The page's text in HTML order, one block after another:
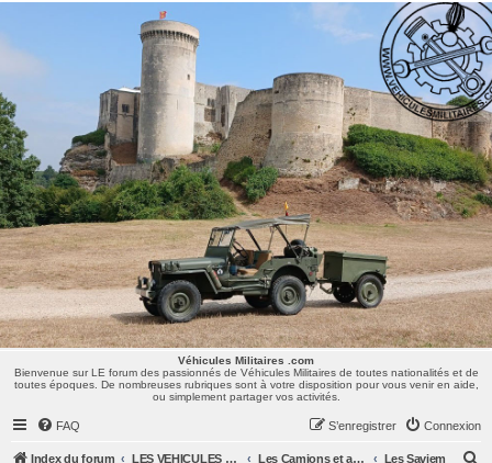
Véhicules Militaires .com
Bienvenue sur LE forum des passionnés de Véhicules Militaires de toutes nationalités et de
toutes époques. De nombreuses rubriques sont à votre disposition pour vous venir en aide,
ou simplement partager vos activités.
Véhicules Militaires .com
Bienvenue sur LE forum des passionnés de Véhicules Militaires de toutes nationalités et de
toutes époques. De nombreuses rubriques sont à votre disposition pour vous venir en aide,
ou simplement partager vos activités.
FAQ Connexion
S’enregistrer
Index du forum LES VEHICULES MILITAIRES Les Camions et autres VLTT : Renault, Simca, Marmon, Saviem, Berliet, Sovamag, Land Rover, ... Les Saviem